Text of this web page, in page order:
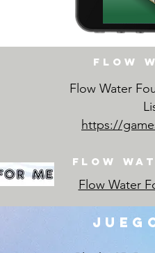
Flow
Flow Water
https://
Flow
Flow Water